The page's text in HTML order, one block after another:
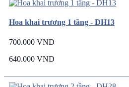
Hoa khai trương 1 tầng - DH13
700.000 VND
640.000 VND